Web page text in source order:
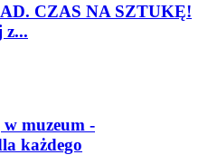
CZAS NA SZTUKĘ!
z...
muzeum -
każdego